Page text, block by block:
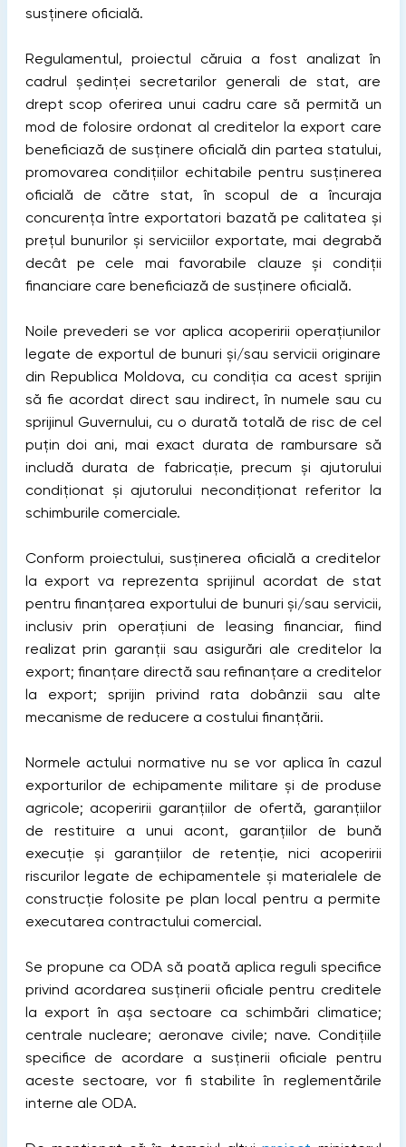
susținere oficială.
Regulamentul, proiectul căruia a fost analizat în
cadrul ședinței secretarilor generali de stat, are
drept scop oferirea unui cadru care să permită un
mod de folosire ordonat al creditelor la export care
beneficiază de susținere oficială din partea statului,
promovarea condițiilor echitabile pentru susținerea
oficială de către stat, în scopul de a încuraja
concurența între exportatori bazată pe calitatea și
prețul bunurilor și serviciilor exportate, mai degrabă
decât pe cele mai favorabile clauze și condiții
financiare care beneficiază de susținere oficială.
Noile prevederi se vor aplica acoperirii operațiunilor
legate de exportul de bunuri și/sau servicii originare
din Republica Moldova, cu condiția ca acest sprijin
să fie acordat direct sau indirect, în numele sau cu
sprijinul Guvernului, cu o durată totală de risc de cel
puțin doi ani, mai exact durata de rambursare să
includă durata de fabricație, precum și ajutorului
condiționat și ajutorului necondiționat referitor la
schimburile comerciale.
Conform proiectului, susținerea oficială a creditelor
la export va reprezenta sprijinul acordat de stat
pentru finanțarea exportului de bunuri și/sau servicii,
inclusiv prin operațiuni de leasing financiar, fiind
realizat prin garanții sau asigurări ale creditelor la
export; finanțare directă sau refinanțare a creditelor
la export; sprijin privind rata dobânzii sau alte
mecanisme de reducere a costului finanțării.
Normele actului normative nu se vor aplica în cazul
exporturilor de echipamente militare și de produse
agricole; acoperirii garanțiilor de ofertă, garanțiilor
de restituire a unui acont, garanțiilor de bună
execuție și garanțiilor de retenție, nici acoperirii
riscurilor legate de echipamentele și materialele de
construcție folosite pe plan local pentru a permite
executarea contractului comercial.
Se propune ca ODA să poată aplica reguli specifice
privind acordarea susținerii oficiale pentru creditele
la export în așa sectoare ca schimbări climatice;
centrale nucleare; aeronave civile; nave. Condițiile
specifice de acordare a susținerii oficiale pentru
aceste sectoare, vor fi stabilite în reglementările
interne ale ODA.